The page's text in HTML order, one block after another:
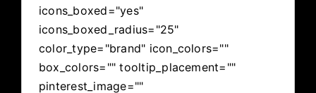
icons_boxed="yes"
icons_boxed_radius="25"
color_type="brand" icon_colors=""
box_colors="" tooltip_placement=""
pinterest_image=""